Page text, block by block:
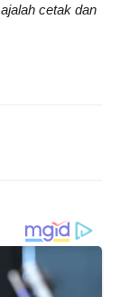
cetak dan